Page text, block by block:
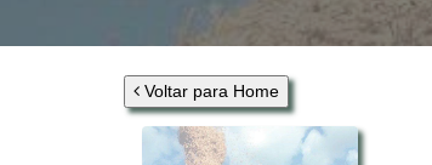
Voltar para Home